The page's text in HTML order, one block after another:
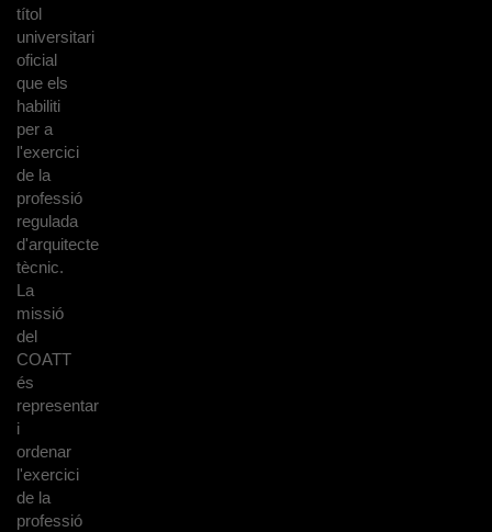
títol
universitari
oficial
que els
habiliti
per a
l'exercici
de la
professió
regulada
d'arquitecte
tècnic.
La
missió
del
COATT
és
representar
i
ordenar
l'exercici
de la
professió